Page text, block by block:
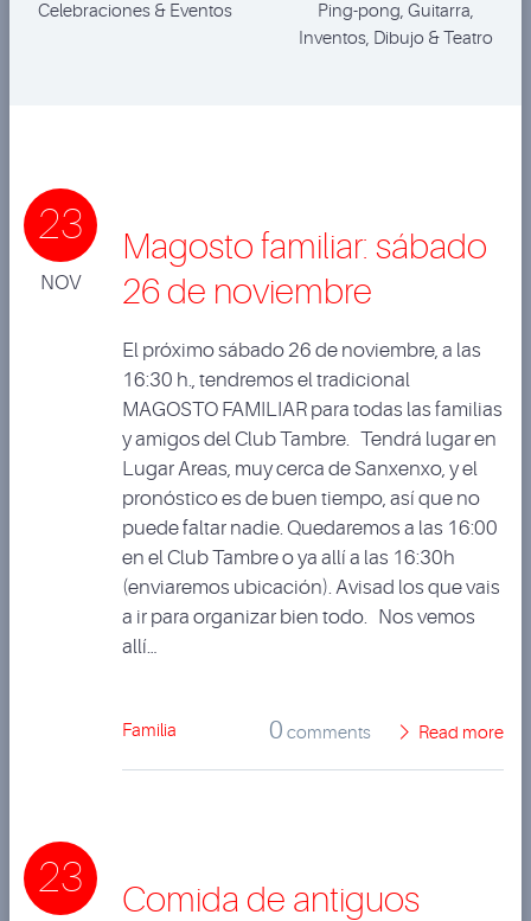
Celebraciones & Eventos
Ping-pong, Guitarra,
Inventos, Dibujo & Teatro
23
NOV
Magosto familiar: sábado
26 de noviembre
El próximo sábado 26 de noviembre, a las
16:30 h., tendremos el tradicional
MAGOSTO FAMILIAR para todas las familias
y amigos del Club Tambre. Tendrá lugar en
Lugar Areas, muy cerca de Sanxenxo, y el
pronóstico es de buen tiempo, así que no
puede faltar nadie. Quedaremos a las 16:00
en el Club Tambre o ya allí a las 16:30h
(enviaremos ubicación). Avisad los que vais
a ir para organizar bien todo. Nos vemos
allí…
Familia 0 comments Read more
23
Comida de antiguos